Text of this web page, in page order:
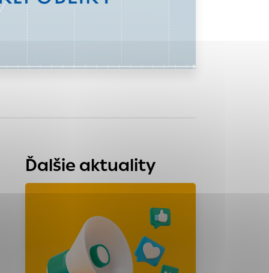
Ďalšie aktuality
uplatniteľnými
oblastiam